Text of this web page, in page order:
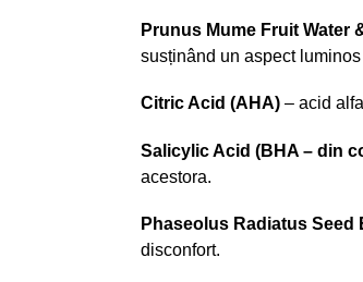
Prunus Mume Fruit Water
susținând un aspect luminos
Citric Acid (AHA)– acid
Salicylic Acid (BHA – din
acestora.
Phaseolus Radiatus
disconfort.